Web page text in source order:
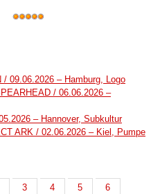
09.06.2026 – Hamburg, Logo
/ 06.06.2026 –
– Hannover, Subkultur
ARK / 02.06.2026 – Kiel, Pumpe
3 4 5
6